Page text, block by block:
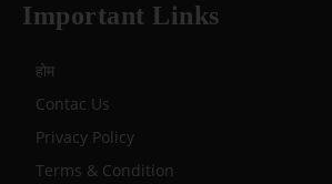
Important Links
होम
Contac Us
Privacy Policy
Terms & Condition